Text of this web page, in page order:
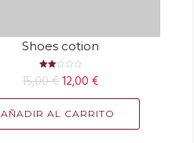
Shoes cotion
Valorado
con
de 5
15,00€12,00€
AÑADIR AL CARRITO